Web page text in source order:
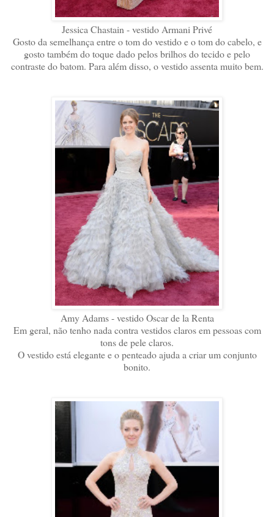
Jessica Chastain - vestido Armani Privé
Gosto da semelhança entre o tom do vestido e o tom do cabelo, e
gosto também do toque dado pelos brilhos do tecido e pelo
contraste do batom. Para além disso, o vestido assenta muito bem.
Amy Adams - vestido Oscar de la Renta
Em geral, não tenho nada contra vestidos claros em pessoas com
tons de pele claros.
O vestido está elegante e o penteado ajuda a criar um conjunto
bonito.